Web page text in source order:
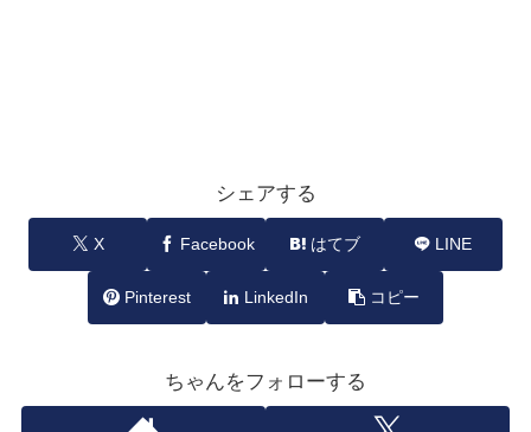
シェアする
X Facebook はてブ LINE
Pinterest LinkedIn コピー
ちゃんをフォローする